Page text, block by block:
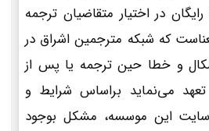
در اختیار متقاضیان ترجمه
که شبکه مترجمین اشراق در
و خطا حین ترجمه یا پس از
تعهد می‌نماید براساس شرایط و
این موسسه، مشکل بوجود